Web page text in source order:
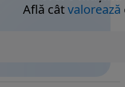
Află câtvalorează